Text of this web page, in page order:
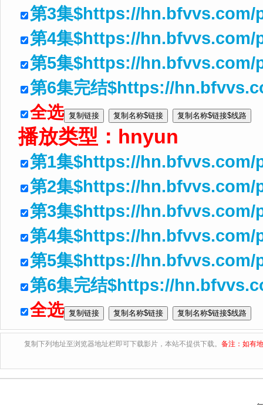
第3集$https://hn.bfvvs.com/
第4集$https://hn.bfvvs.com/
第5集$https://hn.bfvvs.com/
第6集完结$https://
全选
播放类型： hnyun
第1集$https://hn.bfvvs.com/
第2集$https://hn.bfvvs.com/
第3集$https://hn.bfvvs.com/
第4集$https://hn.bfvvs.com/
第5集$https://hn.bfvvs.com/
第6集完结$https://
全选
复制下列地址至浏览器地址栏即可下载影片，本站不提供下载。 备注：如有